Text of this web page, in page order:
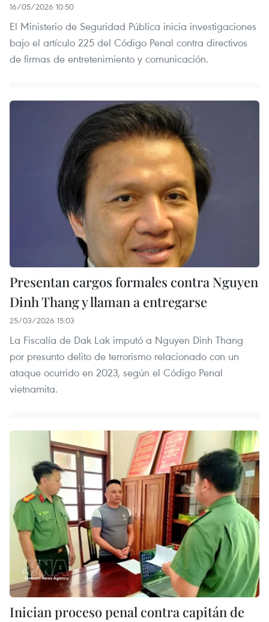
16/05/2026 10:50
El Ministerio de Seguridad Pública inicia investigaciones
bajo el artículo 225 del Código Penal contra directivos
de firmas de entretenimiento y comunicación.
Presentan cargos formales contra Nguyen
Dinh Thang y llaman a entregarse
25/03/2026 15:03
La Fiscalía de Dak Lak imputó a Nguyen Dinh Thang
por presunto delito de terrorismo relacionado con un
ataque ocurrido en 2023, según el Código Penal
vietnamita.
Inician proceso penal contra capitán de